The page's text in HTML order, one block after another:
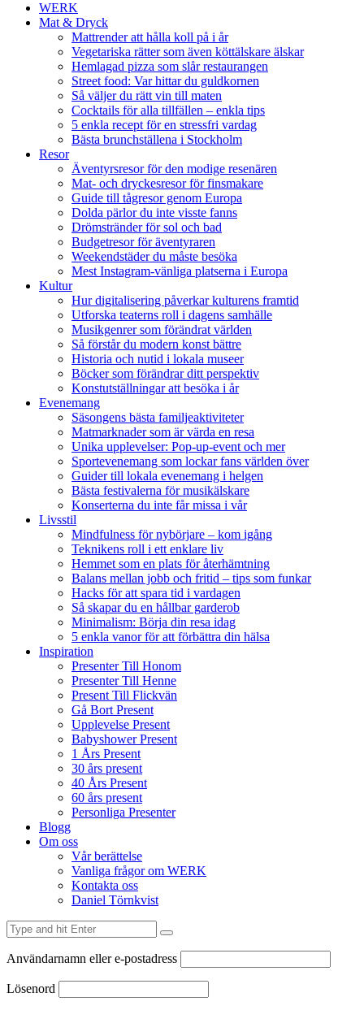
WERK
Mat & Dryck
Mattrender att hålla koll på i år
Vegetariska rätter som även köttälskare älskar
Hemlagad pizza som slår restaurangen
Street food: Var hittar du guldkornen
Så väljer du rätt vin till maten
Cocktails för alla tillfällen – enkla tips
5 enkla recept för en stressfri vardag
Bästa brunchställena i Stockholm
Resor
Äventyrsresor för den modige resenären
Mat- och dryckesresor för finsmakare
Guide till tågresor genom Europa
Dolda pärlor du inte visste fanns
Drömstränder för sol och bad
Budgetresor för äventyraren
Weekendstäder du måste besöka
Mest Instagram-vänliga platserna i Europa
Kultur
Hur digitalisering påverkar kulturens framtid
Utforska teaterns roll i dagens samhälle
Musikgenrer som förändrat världen
Så förstår du modern konst bättre
Historia och nutid i lokala museer
Böcker som förändrar ditt perspektiv
Konstutställningar att besöka i år
Evenemang
Säsongens bästa familjeaktiviteter
Matmarknader som är värda en resa
Unika upplevelser: Pop-up-event och mer
Sportevenemang som lockar fans världen över
Guider till lokala evenemang i helgen
Bästa festivalerna för musikälskare
Konserterna du inte får missa i vår
Livsstil
Mindfulness för nybörjare – kom igång
Teknikens roll i ett enklare liv
Hemmet som en plats för återhämtning
Balans mellan jobb och fritid – tips som funkar
Hacks för att spara tid i vardagen
Så skapar du en hållbar garderob
Minimalism: Börja din resa idag
5 enkla vanor för att förbättra din hälsa
Inspiration
Presenter Till Honom
Presenter Till Henne
Present Till Flickvän
Gå Bort Present
Upplevelse Present
Babyshower Present
1 Års Present
30 års present
40 Års Present
60 års present
Personliga Presenter
Blogg
Om oss
Vår berättelse
Vanliga frågor om WERK
Kontakta oss
Daniel Törnkvist
Användarnamn eller e-postadress
Lösenord